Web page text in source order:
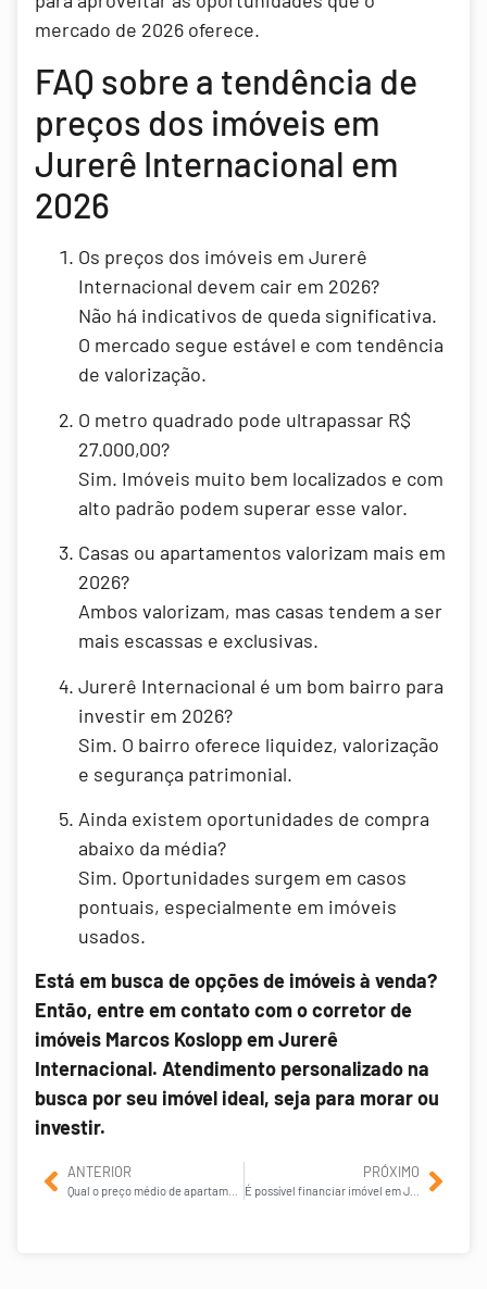
mercado de 2026 oferece.
FAQ sobre a tendência de
preços dos imóveis em
Jurerê Internacional em
2026
Os preços dos imóveis em Jurerê
Internacional devem cair em 2026?
Não há indicativos de queda significativa.
O mercado segue estável e com tendência
de valorização.
O metro quadrado pode ultrapassar R$
27.000,00?
Sim. Imóveis muito bem localizados e com
alto padrão podem superar esse valor.
Casas ou apartamentos valorizam mais em
2026?
Ambos valorizam, mas casas tendem a ser
mais escassas e exclusivas.
Jurerê Internacional é um bom bairro para
investir em 2026?
Sim. O bairro oferece liquidez, valorização
e segurança patrimonial.
Ainda existem oportunidades de compra
abaixo da média?
Sim. Oportunidades surgem em casos
pontuais, especialmente em imóveis
usados.
Está em busca de opções de imóveis à venda?
Então, entre em contato com o corretor de
imóveis Marcos Koslopp em Jurerê
Internacional. Atendimento personalizado na
busca por seu imóvel ideal, seja para morar ou
investir.
ANTERIOR PRÓXIMO
É possível financiar imóvel em Jurerê Internacional?